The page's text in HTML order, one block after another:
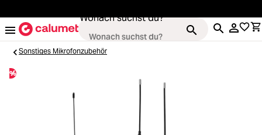
Wonach suchst du?
Kameras
Objektive
Sonstiges Mikrofonzubehör
%